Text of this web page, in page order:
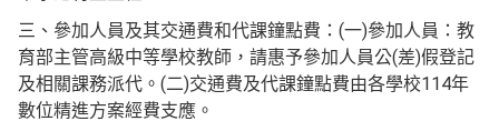
三、參加人員及其交通費和代課鐘點費：(一)參加人員：教
育部主管高級中等學校教師，請惠予參加人員公(差)假登記
及相關課務派代。(二)交通費及代課鐘點費由各學校114年
數位精進方案經費支應。